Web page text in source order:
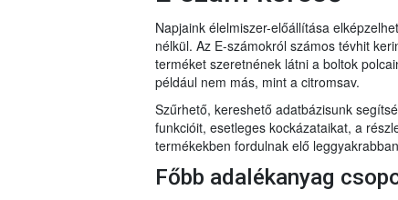
Napjaink élelmiszer-előállítása
nélkül. Az E-számokról számos tévhit
terméket szeretnének látni a boltok
például nem más, mint a citromsav.
Szűrhető, kereshető adatbázisunk
funkcióit, esetleges kockázataikat, a
termékekben fordulnak elő
Főbb adalékanyag